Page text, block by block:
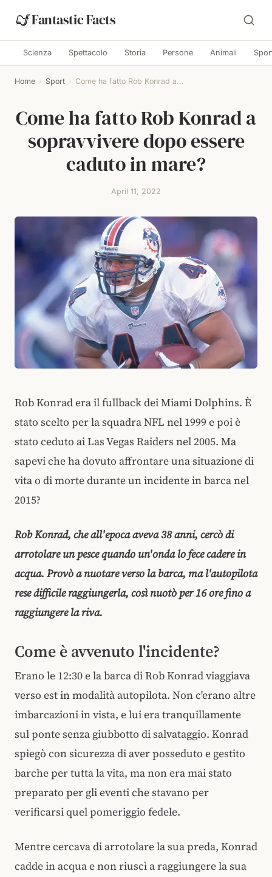
Fantastic Facts
Scienza Spettacolo Storia Persone Animali
Home › Sport › Come ha fatto Rob Konrad a...
Come ha fatto Rob Konrad a
sopravvivere dopo essere
caduto in mare?
April 11, 2022
Rob Konrad era il fullback dei Miami Dolphins. È
stato scelto per la squadra NFL nel 1999 e poi è
stato ceduto ai Las Vegas Raiders nel 2005. Ma
sapevi che ha dovuto affrontare una situazione di
vita o di morte durante un incidente in barca nel
2015?
Rob Konrad, che all'epoca aveva 38 anni, cercò di
arrotolare un pesce quando un'onda lo fece cadere in
acqua. Provò a nuotare verso la barca, ma l'autopilota
rese difficile raggiungerla, così nuotò per 16 ore fino a
raggiungere la riva.
Come è avvenuto l'incidente?
Erano le 12:30 e la barca di Rob Konrad viaggiava
verso est in modalità autopilota. Non c'erano altre
imbarcazioni in vista, e lui era tranquillamente
sul ponte senza giubbotto di salvataggio. Konrad
spiegò con sicurezza di aver posseduto e gestito
barche per tutta la vita, ma non era mai stato
preparato per gli eventi che stavano per
verificarsi quel pomeriggio fedele.
Mentre cercava di arrotolare la sua preda, Konrad
cadde in acqua e non riuscì a raggiungere la sua